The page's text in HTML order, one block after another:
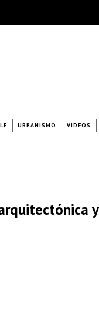
URBANISMO VIDEOS